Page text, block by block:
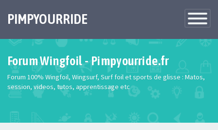
Toggle
PIMPYOURRIDE
Forum Wingfoil - Pimpyourride.fr
Forum 100% Wingfoil, Wingsurf, Surf foil et sports de glisse : Matos,
session, videos, tutos, apprentissage etc